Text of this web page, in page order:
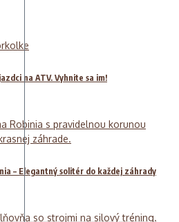
na ATV. Vyhnite sa im!
– Elegantný solitér do každej záhrady